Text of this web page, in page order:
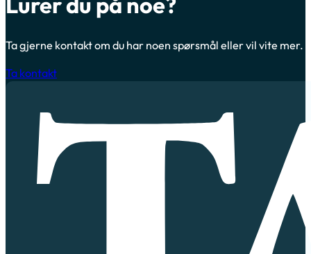
Ta gjerne kontakt om du har noen spørsmål eller vil vite mer.
Ta kontakt